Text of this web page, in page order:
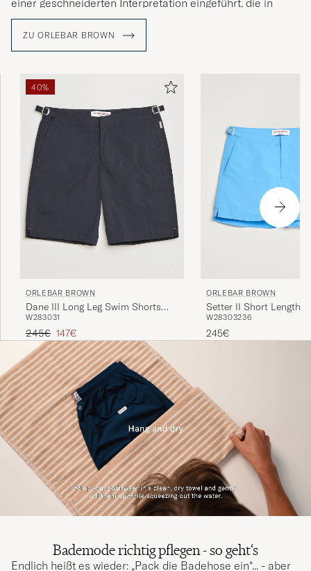
einer geschneiderten Interpretation eingeführt, die in
einer einzigartigen Passform in Kombination mit sorgfältig
Bademode hat sich zu einem modernen Klassiker
entwickelt und ist nun in verschiedenen Modellen
Jahre am Pool inspiriert sind, aber auch von ikonischen
Fotografien der Motive der französischen Riviera und von
Palm Beach, die Sie auf einigen der Bademode der Marke
finden.
ZU ORLEBAR BROWN
40%
ORLEBAR BROWN
Dane III Long Leg Swim Shorts
Black
W283031
Regulärer Preis
245€ Reduzierter Preis
147€
ORLEBAR BROWN
Setter II Short Length
Shorts Riviera II
W28303236
245€
Bademode richtig pflegen - so geht‘s
Endlich heißt es wieder: „Pack die Badehose ein“... - aber